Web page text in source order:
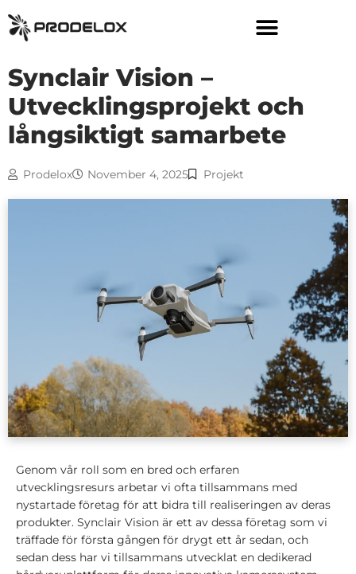
Skip
to
Synclair Vision –
Utvecklingsprojekt och
långsiktigt samarbete
Prodelox November 4, 2025 Projekt
Genom vår roll som en bred och erfaren
utvecklingsresurs arbetar vi ofta tillsammans med
nystartade företag för att bidra till realiseringen av deras
produkter. Synclair Vision är ett av dessa företag som vi
träffade för första gången för drygt ett år sedan, och
sedan dess har vi tillsammans utvecklat en dedikerad